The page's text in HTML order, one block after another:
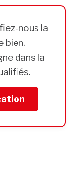
nous la
bien.
dans la